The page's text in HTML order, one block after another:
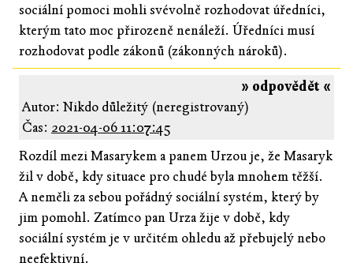
sociální pomoci mohli svévolně rozhodovat úředníci,
kterým tato moc přirozeně nenáleží. Úředníci musí
rozhodovat podle zákonů (zákonných nároků).
» odpovědět «
Autor: Nikdo důležitý (neregistrovaný)
Čas: 2021-04-06 11:07:45
Rozdíl mezi Masarykem a panem Urzou je, že Masaryk
žil v době, kdy situace pro chudé byla mnohem těžší.
A neměli za sebou pořádný sociální systém, který by
jim pomohl. Zatímco pan Urza žije v době, kdy
sociální systém je v určitém ohledu až přebujelý nebo
neefektivní.